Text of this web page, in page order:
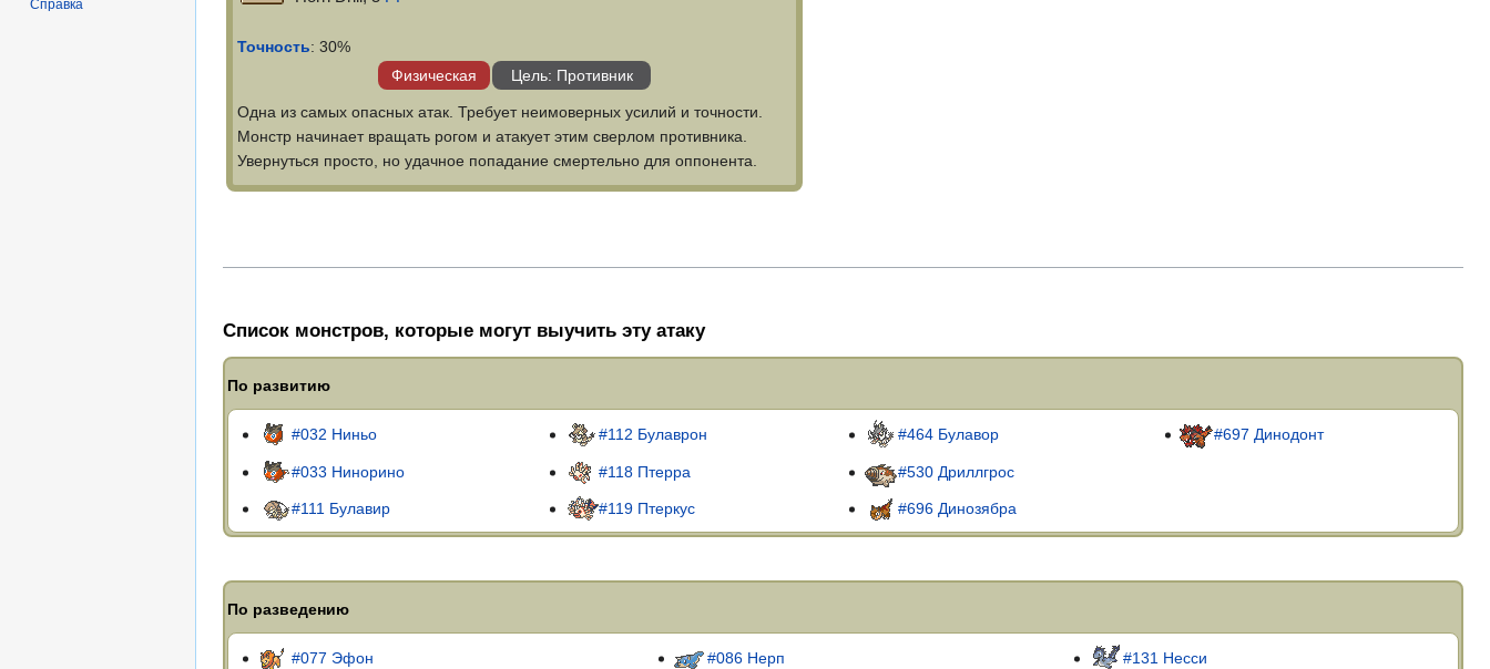
Точность: 30%
Физическая
Цель: Противник
Одна из самых опасных атак. Требует неимоверных усилий и точности.
Монстр начинает вращать рогом и атакует этим сверлом противника.
Увернуться просто, но удачное попадание смертельно для оппонента.
Список монстров, которые могут выучить эту атаку
По развитию
#032 Ниньо
#033 Нинорино
#111 Булавир
#112 Булаврон
#118 Птерра
#119 Птеркус
#464 Булавор
#530 Дриллгрос
#696 Динозябра
#697 Динодонт
По разведению
#077 Эфон #086 Нерп #131 Несси
Справка